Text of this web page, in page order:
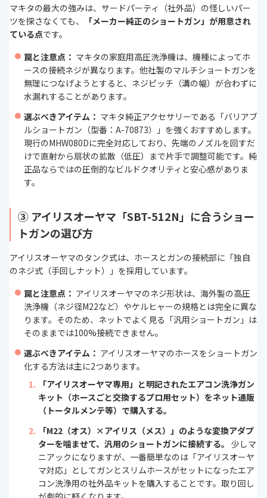
マキタの最大の強みは、サードパーティ（社外品）の怪しいパー
ツを探さなくても、
「メーカー純正のショートガン」が用意され
ている点です。
罠と注意点： マキタの家庭用高圧洗浄機は、機種によってホ
ースの接続ネジが異なります。他社製のマルチショートガンを
無理につなげようとすると、ネジピッチ（溝の幅）が合わずに
水漏れすることがあります。
選ぶべきアイテム： マキタ純正アクセサリーである「バリアブ
ルショートガン（型番：A-70873）」を強くおすすめします。
現行のMHW080Dに完全対応しており、先端のノズルを回すだ
けで直射から扇状の拡散（低圧）まで片手で調整可能です。純
正品ならではの圧倒的なビルドクオリティと安心感がありま
す。
③ アイリスオーヤマ「SBT-512N」に合うショー
トガンの選び方
アイリスオーヤマのタンク式は、ホースとガンの接続部に「独自
のネジ式（手回しナット）」を採用しています。
罠と注意点： アイリスオーヤマのネジ形状は、海外製の高圧
洗浄機（ネジ径M22など）やケルヒャーの規格とは完全に異な
ります。そのため、ネットでよく見る「汎用ショートガン」は
そのままでは100%接続できません。
選ぶべきアイテム： アイリスオーヤマのホースをショートガン
化する方法は主に2つあります。
「アイリスオーヤマ専用」と明記されたエアコン洗浄ガン
キット（ホースごと交換するプロ用セット）をネット通販
（トータルメンテ等）で購入する。
「M22（オス）×アイリス（メス）」のような変換アダプ
ターを噛ませて、汎用のショートガンに接続する。 少しマ
ニアックになりますが、一番簡単なのは「アイリスオーヤ
マ対応」としてガンとスリムホースがセットになったエア
コン洗浄用の社外品キットを購入することです。取り回し